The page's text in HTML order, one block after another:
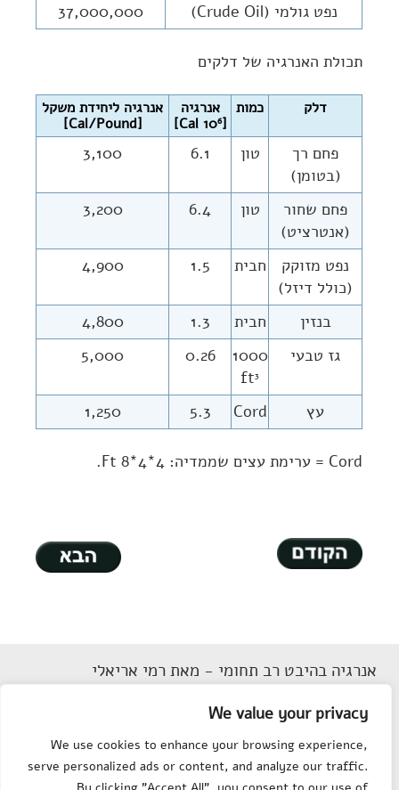
We value your privacy
We use cookies to enhance your browsing experience,
serve personalized ads or content, and analyze our traffic.
נפט גולמי (Crude Oil)
37,000,000
תכולת האנרגיה של דלקים
דלק כמות
אנרגיה
[10
6
Cal]
אנרגיה ליחידת משקל
[Cal/Pound]
פחם רך
(בטומן)
טון 6.1
3,100
פחם שחור
(אנטרציט)
טון 6.4
3,200
נפט מזוקק
(כולל דיזל)
חבית 1.5
4,900
בנזין חבית 1.3
4,800
גז טבעי
1000
ft3
0.26
5,000
עץ Cord
5.3
1,250
Cord = ערימת עצים שממדיה: 4*4*8 Ft.
אנרגיה בהיבט רב תחומי - מאת רמי אריאלי
הצהרת נגישות
מפת אתר